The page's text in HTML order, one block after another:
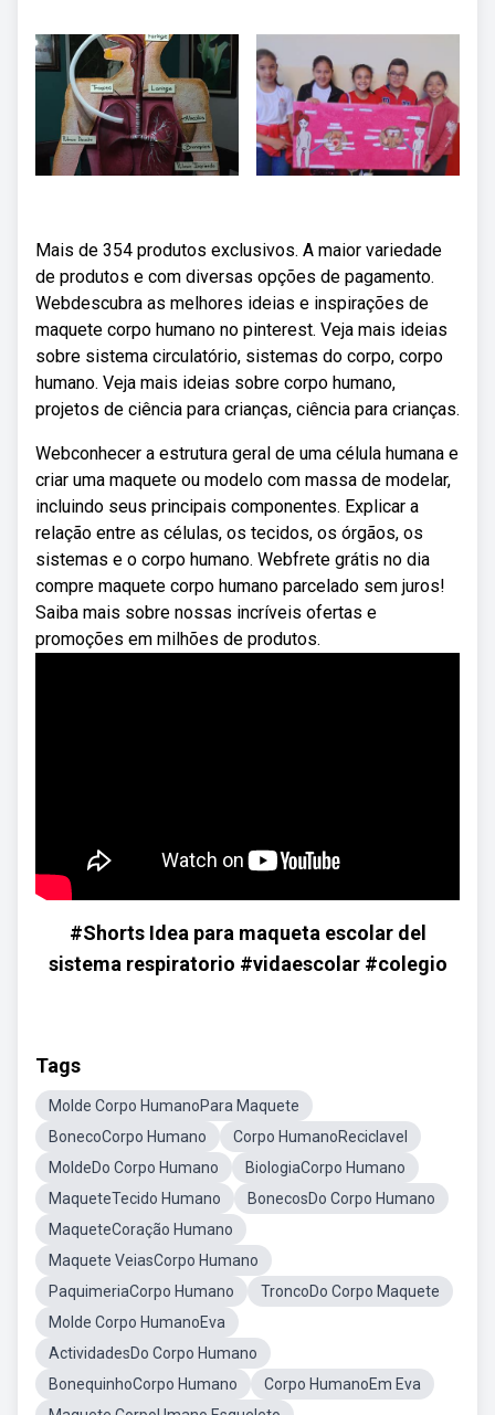
Mais de 354 produtos exclusivos. A maior variedade
de produtos e com diversas opções de pagamento.
Webdescubra as melhores ideias e inspirações de
maquete corpo humano no pinterest. Veja mais ideias
sobre sistema circulatório, sistemas do corpo, corpo
humano. Veja mais ideias sobre corpo humano,
projetos de ciência para crianças, ciência para crianças.
Webconhecer a estrutura geral de uma célula humana e
criar uma maquete ou modelo com massa de modelar,
incluindo seus principais componentes. Explicar a
relação entre as células, os tecidos, os órgãos, os
sistemas e o corpo humano. Webfrete grátis no dia
compre maquete corpo humano parcelado sem juros!
Saiba mais sobre nossas incríveis ofertas e
promoções em milhões de produtos.
#Shorts Idea para maqueta escolar del
sistema respiratorio #vidaescolar #colegio
Tags
Molde Corpo HumanoPara Maquete
BonecoCorpo Humano
Corpo HumanoReciclavel
MoldeDo Corpo Humano
BiologiaCorpo Humano
MaqueteTecido Humano
BonecosDo Corpo Humano
MaqueteCoração Humano
Maquete VeiasCorpo Humano
PaquimeriaCorpo Humano
TroncoDo Corpo Maquete
Molde Corpo HumanoEva
ActividadesDo Corpo Humano
BonequinhoCorpo Humano
Corpo HumanoEm Eva